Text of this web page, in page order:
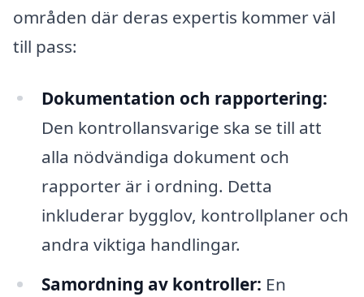
områden där deras expertis kommer väl
till pass:
Dokumentation och rapportering:
Den kontrollansvarige ska se till att
alla nödvändiga dokument och
rapporter är i ordning. Detta
inkluderar bygglov, kontrollplaner och
andra viktiga handlingar.
Samordning av kontroller: En